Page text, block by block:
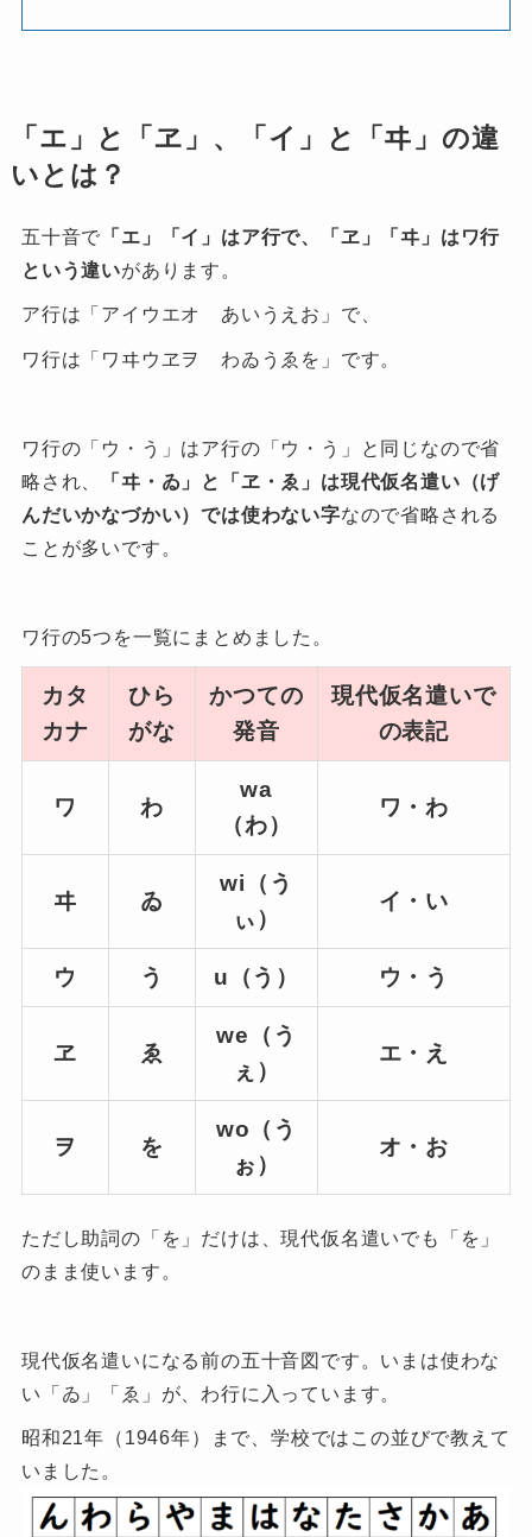
「エ」と「ヱ」、「イ」と「ヰ」の違
いとは？
五十音で 「エ」「イ」はア行で、「ヱ」「ヰ」はワ行
という違いがあります。
ア行は「アイウエオ あいうえお」で、
ワ行は「ワヰウヱヲ わゐうゑを」です。
ワ行の「ウ・う」はア行の「ウ・う」と同じなので省
略され、
「ヰ・ゐ」と「ヱ・ゑ」は現代仮名遣い（げ
んだいかなづかい）では使わない字なので省略される
ことが多いです。
ワ行の5つを一覧にまとめました。
カタ
カナ
ひら
がな
かつての
発音
現代仮名遣いで
の表記
ワ わ
wa
（わ）
ワ・わ
ヰ ゐ
wi（う
ぃ）
イ・い
ウ う u（う） ウ・う
ヱ ゑ
we（う
ぇ）
エ・え
ヲ を
wo（う
ぉ）
オ・お
ただし助詞の「を」だけは、現代仮名遣いでも「を」
のまま使います。
現代仮名遣いになる前の五十音図です。いまは使わな
い「ゐ」「ゑ」が、わ行に入っています。
昭和21年（1946年）まで、学校ではこの並びで教えて
いました。